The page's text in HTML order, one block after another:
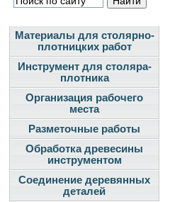
Материалы для столярно-
плотницких работ
Инструмент для столяра-
плотника
Организация рабочего
места
Разметочные работы
Обработка древесины
инструментом
Соединение деревянных
деталей